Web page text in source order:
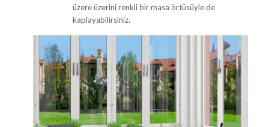
üzere üzerini renkli bir masa örtüsüyle de
kaplayabilirsiniz.